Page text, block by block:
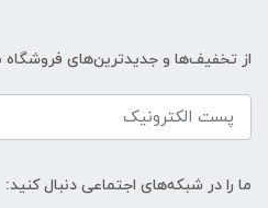
از تخفیف‌ها و جدیدترین‌های فروشگاه
ما را در شبکه‌های اجتماعی دنبال کنید: